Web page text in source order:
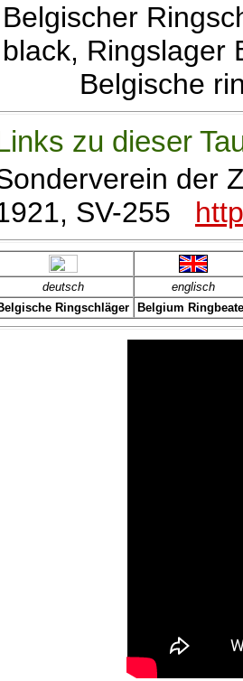
Belgischer
black, Ringslager
Belgische
zu dieser
der
SV-255
deutsch
englisch
Ringschläger
Belgium